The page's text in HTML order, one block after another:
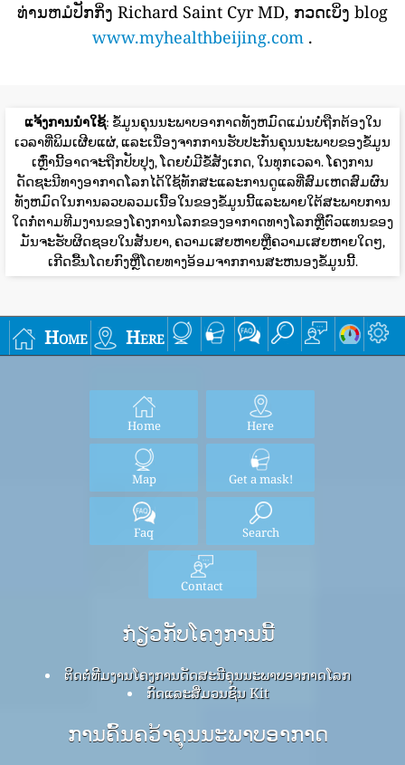
ທ່ານຫມໍປັກກິ່ງ Richard Saint Cyr MD, ກວດເບິ່ງ blog
www.myhealthbeijing.com .
ແຈ້ງການນໍາໃຊ້: ຂໍ້ມູນຄຸນນະພາບອາກາດທັງຫມົດແມ່ນບໍ່ຖືກຕ້ອງໃນ
ເວລາທີ່ພິມເຜີຍແຜ່, ແລະເນື່ອງຈາກການຮັບປະກັນຄຸນນະພາບຂອງຂໍ້ມູນ
ເຫຼົ່ານີ້ອາດຈະຖືກປັບປຸງ, ໂດຍບໍ່ມີຂໍ້ສັງເກດ, ໃນທຸກເວລາ. ໂຄງການ
ດັດຊະນີທາງອາກາດໂລກໄດ້ໃຊ້ທັກສະແລະການດູແລທີ່ສົມເຫດສົມຜົນ
ທັງຫມົດໃນການລວບລວມເນື້ອໃນຂອງຂໍ້ມູນນີ້ແລະພາຍໃຕ້ສະພາບການ
ໃດກໍ່ຕາມທີມງານຂອງໂຄງການໂລກຂອງອາກາດທາງໂລກຫຼືຕົວແທນຂອງ
ມັນຈະຮັບຜິດຊອບໃນສັນຍາ, ຄວາມເສຍຫາຍຫຼືຄວາມເສຍຫາຍໃດໆ,
ເກີດຂື້ນໂດຍກົງຫຼືໂດຍທາງອ້ອມຈາກການສະຫນອງຂໍ້ມູນນີ້.
Home Here
Home Here
Map Get a mask!
Faq Search
Contact
ກ່ຽວກັບໂຄງການນີ້
ຕິດຕໍ່ທີມງານໂຄງການດັດສະນີຄຸນນະພາບອາກາດໂລກ
ກົດ​ແລະ​ສື່​ມວນ​ຊົນ Kit
ການຄົ້ນຄວ້າຄຸນນະພາບອາກາດ